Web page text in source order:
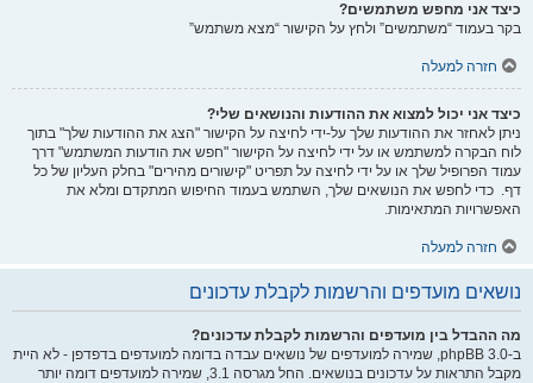
כיצד אני מחפש משתמשים?
בקר בעמוד “משתמשים” ולחץ על הקישור “מצא משתמש”
חזרה למעלה
כיצד אני יכול למצוא את ההודעות והנושאים שלי?
ניתן לאחזר את ההודעות שלך על-ידי לחיצה על הקישור "הצג את ההודעות שלך" בתוך
לוח הבקרה למשתמש או על ידי לחיצה על הקישור "חפש את הודעות המשתמש" דרך
עמוד הפרופיל שלך או על ידי לחיצה על תפריט "קישורים מהירים" בחלק העליון של כל
דף. כדי לחפש את הנושאים שלך, השתמש בעמוד החיפוש המתקדם ומלא את
האפשרויות המתאימות.
חזרה למעלה
נושאים מועדפים והרשמות לקבלת עדכונים
מה ההבדל בין מועדפים והרשמות לקבלת עדכונים?
ב-phpBB 3.0, שמירה למועדפים של נושאים עבדה בדומה למועדפים בדפדפן - לא היית
מקבל התראות על עדכונים בנושאים. החל מגרסה 3.1, שמירה למועדפים דומה יותר